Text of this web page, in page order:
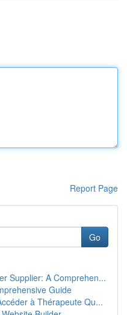
Report Page
Go
Supplier: A Comprehen...
Guide
à Thérapeute Qu...